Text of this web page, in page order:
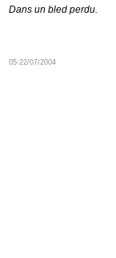
Dans un bled perdu.
05-22/07/2004